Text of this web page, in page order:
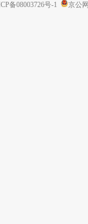
备08003726号-1
京公